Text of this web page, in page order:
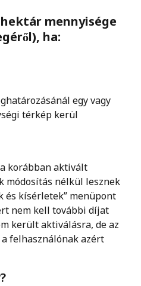
mennyisége
ha:
egy vagy
térkép kerül
korábban aktivált
módosítás nélkül lesznek
és kísérletek” menüpont
nem kell további díjat
került aktiválásra, de az
felhasználónak azért